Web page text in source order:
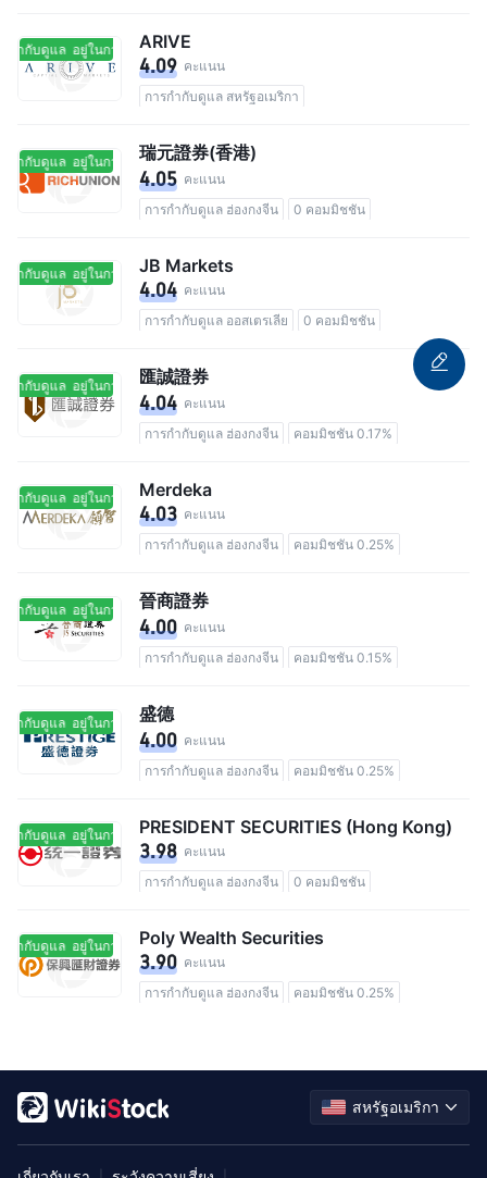
ำกับดูแล อยู่ในการกำกับดูแล
ARIVE
4.09 คะแนน
การกำกับดูแล สหรัฐอเมริกา
ำกับดูแล อยู่ในการกำกับดูแล瑞元證券(香港)
4.05 คะแนน
การกำกับดูแล ฮ่องกงจีน
0 คอมมิชชัน
ำกับดูแล อยู่ในการกำกับดูแลJB Markets
4.04 คะแนน
การกำกับดูแล ออสเตรเลีย
0 คอมมิชชัน
ำกับดูแล อยู่ในการกำกับดูแล匯誠證券
4.04 คะแนน
การกำกับดูแล ฮ่องกงจีน
คอมมิชชัน 0.17%
ำกับดูแล อยู่ในการกำกับดูแลMerdeka
4.03 คะแนน
การกำกับดูแล ฮ่องกงจีน
คอมมิชชัน 0.25%
ำกับดูแล อยู่ในการกำกับดูแล晉商證券
4.00 คะแนน
การกำกับดูแล ฮ่องกงจีน
คอมมิชชัน 0.15%
ำกับดูแล อยู่ในการกำกับดูแล
盛德
4.00 คะแนน
การกำกับดูแล ฮ่องกงจีน
คอมมิชชัน 0.25%
ำกับดูแล อยู่ในการกำกับดูแลPRESIDENT SECURITIES (Hong Kong)
3.98 คะแนน
การกำกับดูแล ฮ่องกงจีน
0 คอมมิชชัน
ำกับดูแล อยู่ในการกำกับดูแลPoly Wealth Securities
3.90 คะแนน
การกำกับดูแล ฮ่องกงจีน
คอมมิชชัน 0.25%
สหรัฐอเมริกา